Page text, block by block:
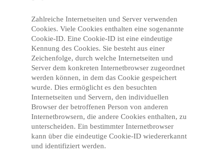
Zahlreiche Internetseiten und Server verwenden
Cookies. Viele Cookies enthalten eine sogenannte
Cookie-ID. Eine Cookie-ID ist eine eindeutige
Kennung des Cookies. Sie besteht aus einer
Zeichenfolge, durch welche Internetseiten und
Server dem konkreten Internetbrowser zugeordnet
werden können, in dem das Cookie gespeichert
wurde. Dies ermöglicht es den besuchten
Internetseiten und Servern, den individuellen
Browser der betroffenen Person von anderen
Internetbrowsern, die andere Cookies enthalten, zu
unterscheiden. Ein bestimmter Internetbrowser
kann über die eindeutige Cookie-ID wiedererkannt
und identifiziert werden.